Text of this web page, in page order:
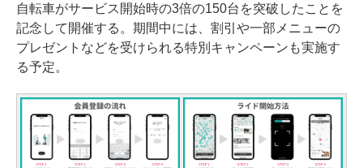
自転車がサービス開始時の3倍の150台を突破したことを
記念して開催する。期間中には、割引や一部メニューの
プレゼントなどを受けられる特別キャンペーンも実施す
る予定。